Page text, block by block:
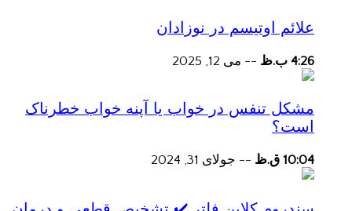
علائم اوتیسم در نوزادان
4:26 ب.ظ -- می 12, 2025
مشکل تنفس در خواب یا آپنه خواب خطرناک
است؟
10:04 ق.ظ -- جولای 31, 2024